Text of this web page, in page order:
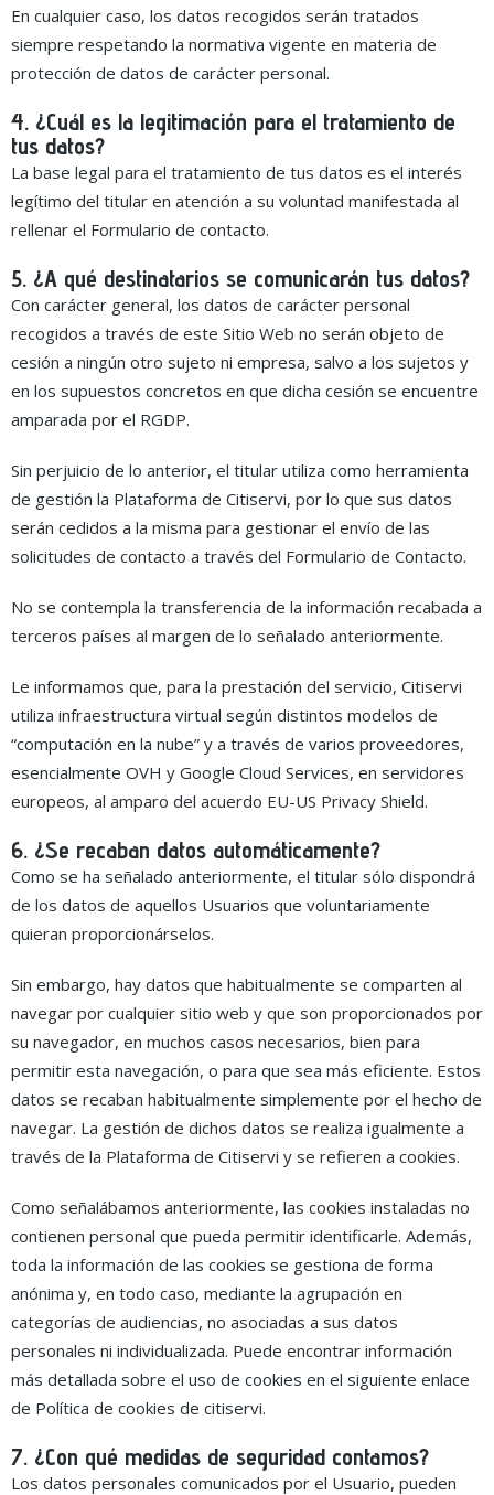
En cualquier caso, los datos recogidos serán tratados
siempre respetando la normativa vigente en materia de
protección de datos de carácter personal.
4. ¿Cuál es la legitimación para el tratamiento de
tus datos?
La base legal para el tratamiento de tus datos es el interés
legítimo del titular en atención a su voluntad manifestada al
rellenar el Formulario de contacto.
5. ¿A qué destinatarios se comunicarán tus datos?
Con carácter general, los datos de carácter personal
recogidos a través de este Sitio Web no serán objeto de
cesión a ningún otro sujeto ni empresa, salvo a los sujetos y
en los supuestos concretos en que dicha cesión se encuentre
amparada por el RGDP.
Sin perjuicio de lo anterior, el titular utiliza como herramienta
de gestión la Plataforma de Citiservi, por lo que sus datos
serán cedidos a la misma para gestionar el envío de las
solicitudes de contacto a través del Formulario de Contacto.
No se contempla la transferencia de la información recabada a
terceros países al margen de lo señalado anteriormente.
Le informamos que, para la prestación del servicio, Citiservi
utiliza infraestructura virtual según distintos modelos de
“computación en la nube” y a través de varios proveedores,
esencialmente OVH y Google Cloud Services, en servidores
europeos, al amparo del acuerdo EU-US Privacy Shield.
6. ¿Se recaban datos automáticamente?
Como se ha señalado anteriormente, el titular sólo dispondrá
de los datos de aquellos Usuarios que voluntariamente
quieran proporcionárselos.
Sin embargo, hay datos que habitualmente se comparten al
navegar por cualquier sitio web y que son proporcionados por
su navegador, en muchos casos necesarios, bien para
permitir esta navegación, o para que sea más eficiente. Estos
datos se recaban habitualmente simplemente por el hecho de
navegar. La gestión de dichos datos se realiza igualmente a
través de la Plataforma de Citiservi y se refieren a cookies.
Como señalábamos anteriormente, las cookies instaladas no
contienen personal que pueda permitir identificarle. Además,
toda la información de las cookies se gestiona de forma
anónima y, en todo caso, mediante la agrupación en
categorías de audiencias, no asociadas a sus datos
personales ni individualizada. Puede encontrar información
más detallada sobre el uso de cookies en el siguiente enlace
de Política de cookies de citiservi.
7. ¿Con qué medidas de seguridad contamos?
Los datos personales comunicados por el Usuario, pueden